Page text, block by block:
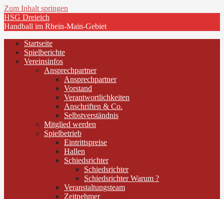
Zum Inhalt springen
HSG Dreieich
Handball im Rhein-Main-Gebiet
Startseite
Spielberichte
Vereinsinfos
Ansprechpartner
Ansprechpartner
Vorstand
Verantwortlichkeiten
Anschriften & Co.
Selbstverständnis
Mitglied werden
Spielbetrieb
Eintrittspreise
Hallen
Schiedsrichter
Schiedsrichter
Schiedsrichter Warum ?
Veranstaltungsteam
Zeitnehmer